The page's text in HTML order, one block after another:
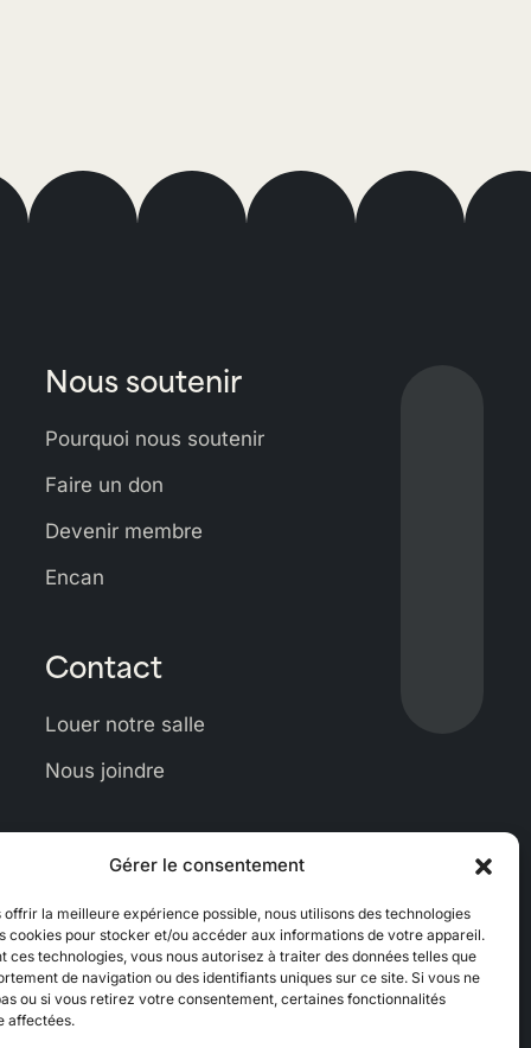
Gérer le consentement
offrir la meilleure expérience possible, nous utilisons des technologies
cookies pour stocker et/ou accéder aux informations de votre appareil.
ces technologies, vous nous autorisez à traiter des données telles que
de navigation ou des identifiants uniques sur ce site. Si vous ne
ou si vous retirez votre consentement, certaines fonctionnalités
affectées.
Nous soutenir
Pourquoi nous soutenir
Faire un don
Devenir membre
Encan
Contact
Louer notre salle
Nous joindre